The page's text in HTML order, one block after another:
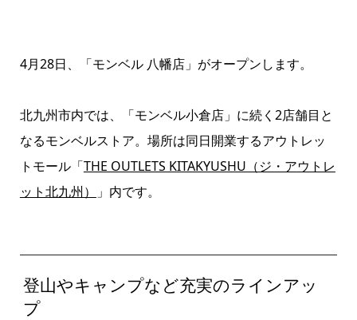
4月28日、「モンベル 八幡店」がオープンします。
北九州市内では、「モンベル小倉店」に続く2店舗目と
なるモンベルストア。場所は同日開業するアウトレッ
トモール「THE OUTLETS KITAKYUSHU（ジ・アウトレ
ット北九州）
」内です。
登山やキャンプなど充実のラインアッ
プ